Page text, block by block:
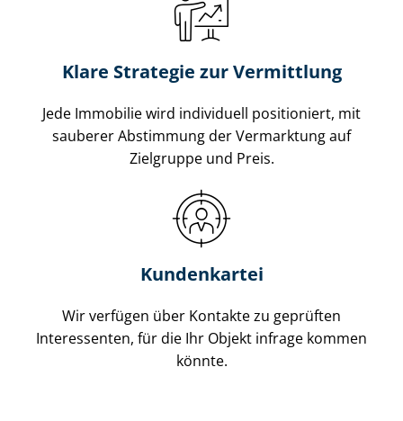
Klare Strategie zur Vermittlung
Jede Immobilie wird individuell positioniert, mit
sauberer Abstimmung der Vermarktung auf
Zielgruppe und Preis.
Kundenkartei
Wir verfügen über Kontakte zu geprüften
Interessenten, für die Ihr Objekt infrage kommen
könnte.